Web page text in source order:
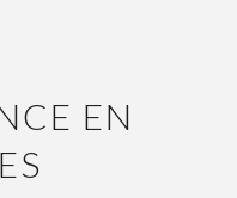
EN